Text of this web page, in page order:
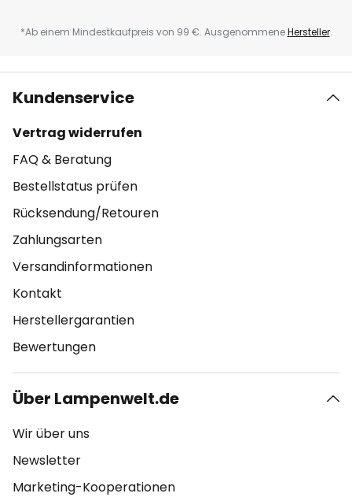
*Ab einem Mindestkaufpreis von 99 €. AusgenommeneHersteller.
Kundenservice
Vertrag widerrufen
FAQ & Beratung
Bestellstatus prüfen
Rücksendung/Retouren
Zahlungsarten
Versandinformationen
Kontakt
Herstellergarantien
Bewertungen
Über Lampenwelt.de
Wir über uns
Newsletter
Marketing-Kooperationen